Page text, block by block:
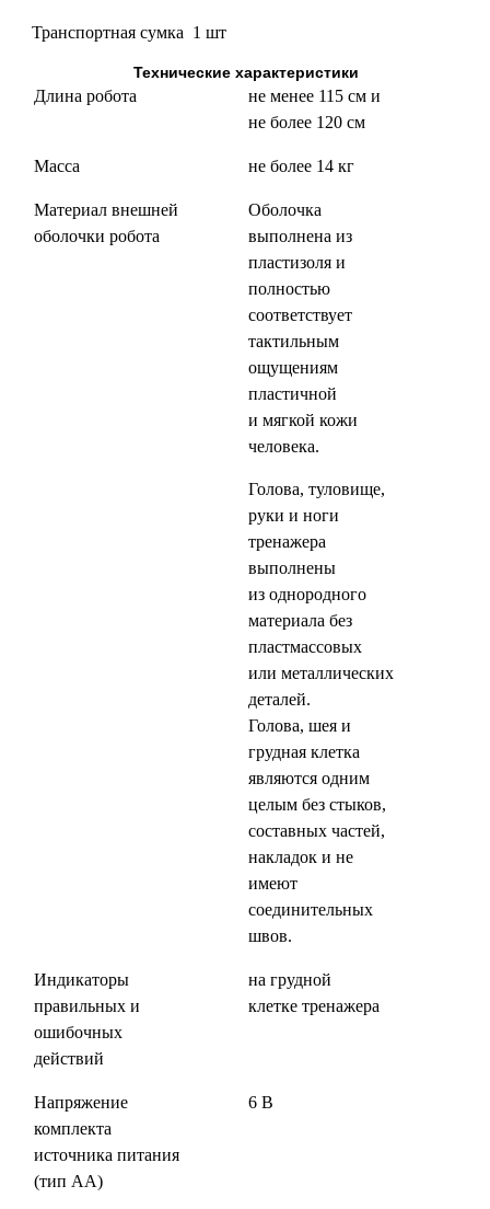
Транспортная сумка 1 шт
Технические характеристики
Длина робота
не менее 115 см и
не более 120 см
Масса не более 14 кг
Материал внешней
оболочки робота
Оболочка
выполнена из
пластизоля и
полностью
соответствует
тактильным
ощущениям
пластичной
и мягкой кожи
человека.
Голова, туловище,
руки и ноги
тренажера
выполнены
из однородного
материала без
пластмассовых
или металлических
деталей.
Голова, шея и
грудная клетка
являются одним
целым без стыков,
составных частей,
накладок и не
имеют
соединительных
швов.
Индикаторы
правильных и
ошибочных
действий
на грудной
клетке тренажера
Напряжение
комплекта
источника питания
(тип АА)
6 В